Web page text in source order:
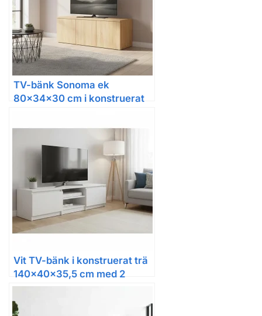
TV-bänk Sonoma ek
80x34x30 cm i konstruerat
Vit TV-bänk i konstruerat trä
140x40x35,5 cm med 2
dörrar